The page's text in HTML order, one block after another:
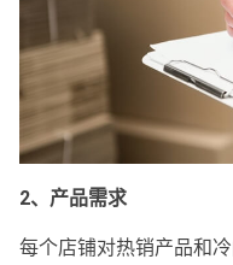
2、产品需求
每个店铺对热销产品和